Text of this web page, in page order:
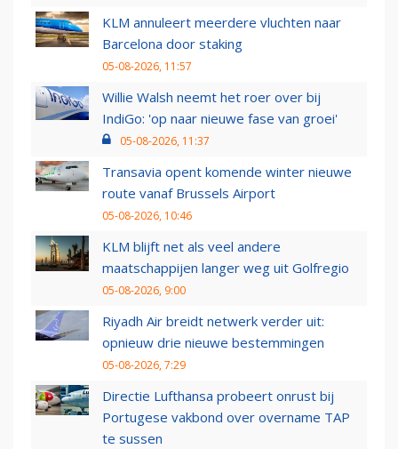
KLM annuleert meerdere vluchten naar
Barcelona door staking
05-08-2026, 11:57
Willie Walsh neemt het roer over bij
IndiGo: 'op naar nieuwe fase van groei'
05-08-2026, 11:37
Transavia opent komende winter nieuwe
route vanaf Brussels Airport
05-08-2026, 10:46
KLM blijft net als veel andere
maatschappijen langer weg uit Golfregio
05-08-2026, 9:00
Riyadh Air breidt netwerk verder uit:
opnieuw drie nieuwe bestemmingen
05-08-2026, 7:29
Directie Lufthansa probeert onrust bij
Portugese vakbond over overname TAP
te sussen